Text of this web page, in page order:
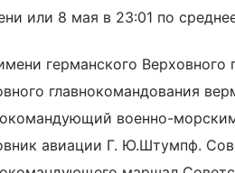
или 8 мая в 23:01 по
германского Верховного
главнокомандования
военно-
авиации Г. Ю.Штумпф.